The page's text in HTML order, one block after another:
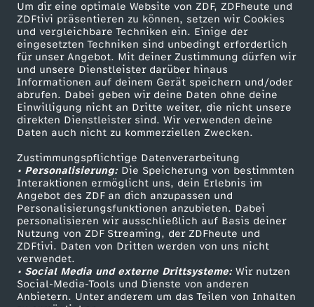
Um dir eine optimale Website von ZDF, ZDFheute und
ZDFtivi präsentieren zu können, setzen wir Cookies
und vergleichbare Techniken ein. Einige der
eingesetzten Techniken sind unbedingt erforderlich
für unser Angebot. Mit deiner Zustimmung dürfen wir
und unsere Dienstleister darüber hinaus
Informationen auf deinem Gerät speichern und/oder
abrufen. Dabei geben wir deine Daten ohne deine
Einwilligung nicht an Dritte weiter, die nicht unsere
direkten Dienstleister sind. Wir verwenden deine
Daten auch nicht zu kommerziellen Zwecken.
Zustimmungspflichtige Datenverarbeitung
• Personalisierung:Die Speicherung von bestimmten
Interaktionen ermöglicht uns, dein Erlebnis im
Angebot des ZDF an dich anzupassen und
Personalisierungsfunktionen anzubieten. Dabei
personalisieren wir ausschließlich auf Basis deiner
Nutzung von ZDF Streaming, der ZDFheute und
ZDFtivi. Daten von Dritten werden von uns nicht
verwendet.
• Social Media und externe Drittsysteme:Wir nutzen
Social-Media-Tools und Dienste von anderen
Anbietern. Unter anderem um das Teilen von Inhalten
r
i
n
a
R
e
i
c
h
Mehr ZDF
ZDF-Apps
Smart TV
ZDFtext
Livestreams
Sendungen A-Z
TV-Programm
Service
ZDFmitreden
Kontakt zum ZDF
Tickets
Zuschauerservice
Hilfe
ZDF Unternehmen
Karriere